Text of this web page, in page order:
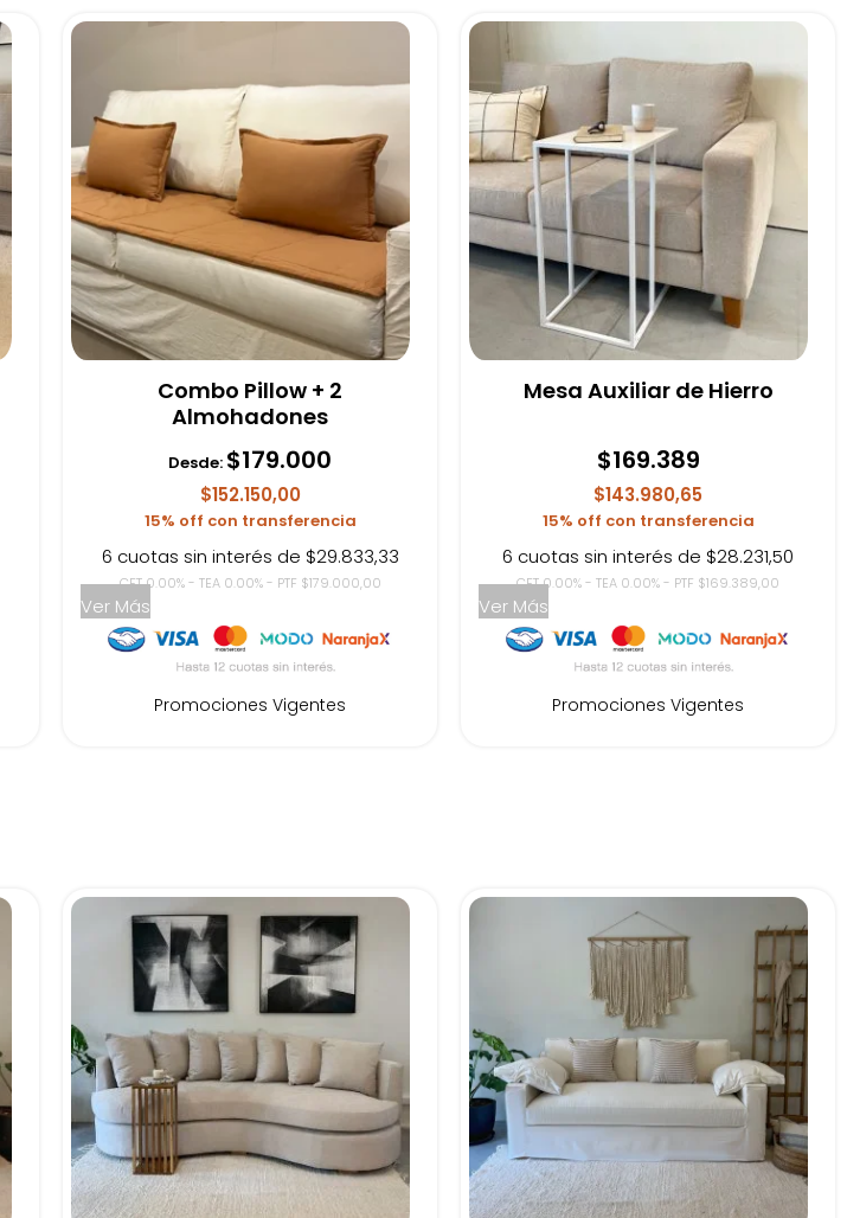
Combo Pillow + 2
Almohadones
Desde: $179.000
$152.150,00
15% off con transferencia
6 cuotas sin interés de $29.833,33
CFT 0.00% - TEA 0.00% - PTF $179.000,00
Ver Más
Promociones Vigentes
Mesa Auxiliar de Hierro
$169.389
$143.980,65
15% off con transferencia
6 cuotas sin interés de $28.231,50
CFT 0.00% - TEA 0.00% - PTF $169.389,00
Ver Más
Promociones Vigentes